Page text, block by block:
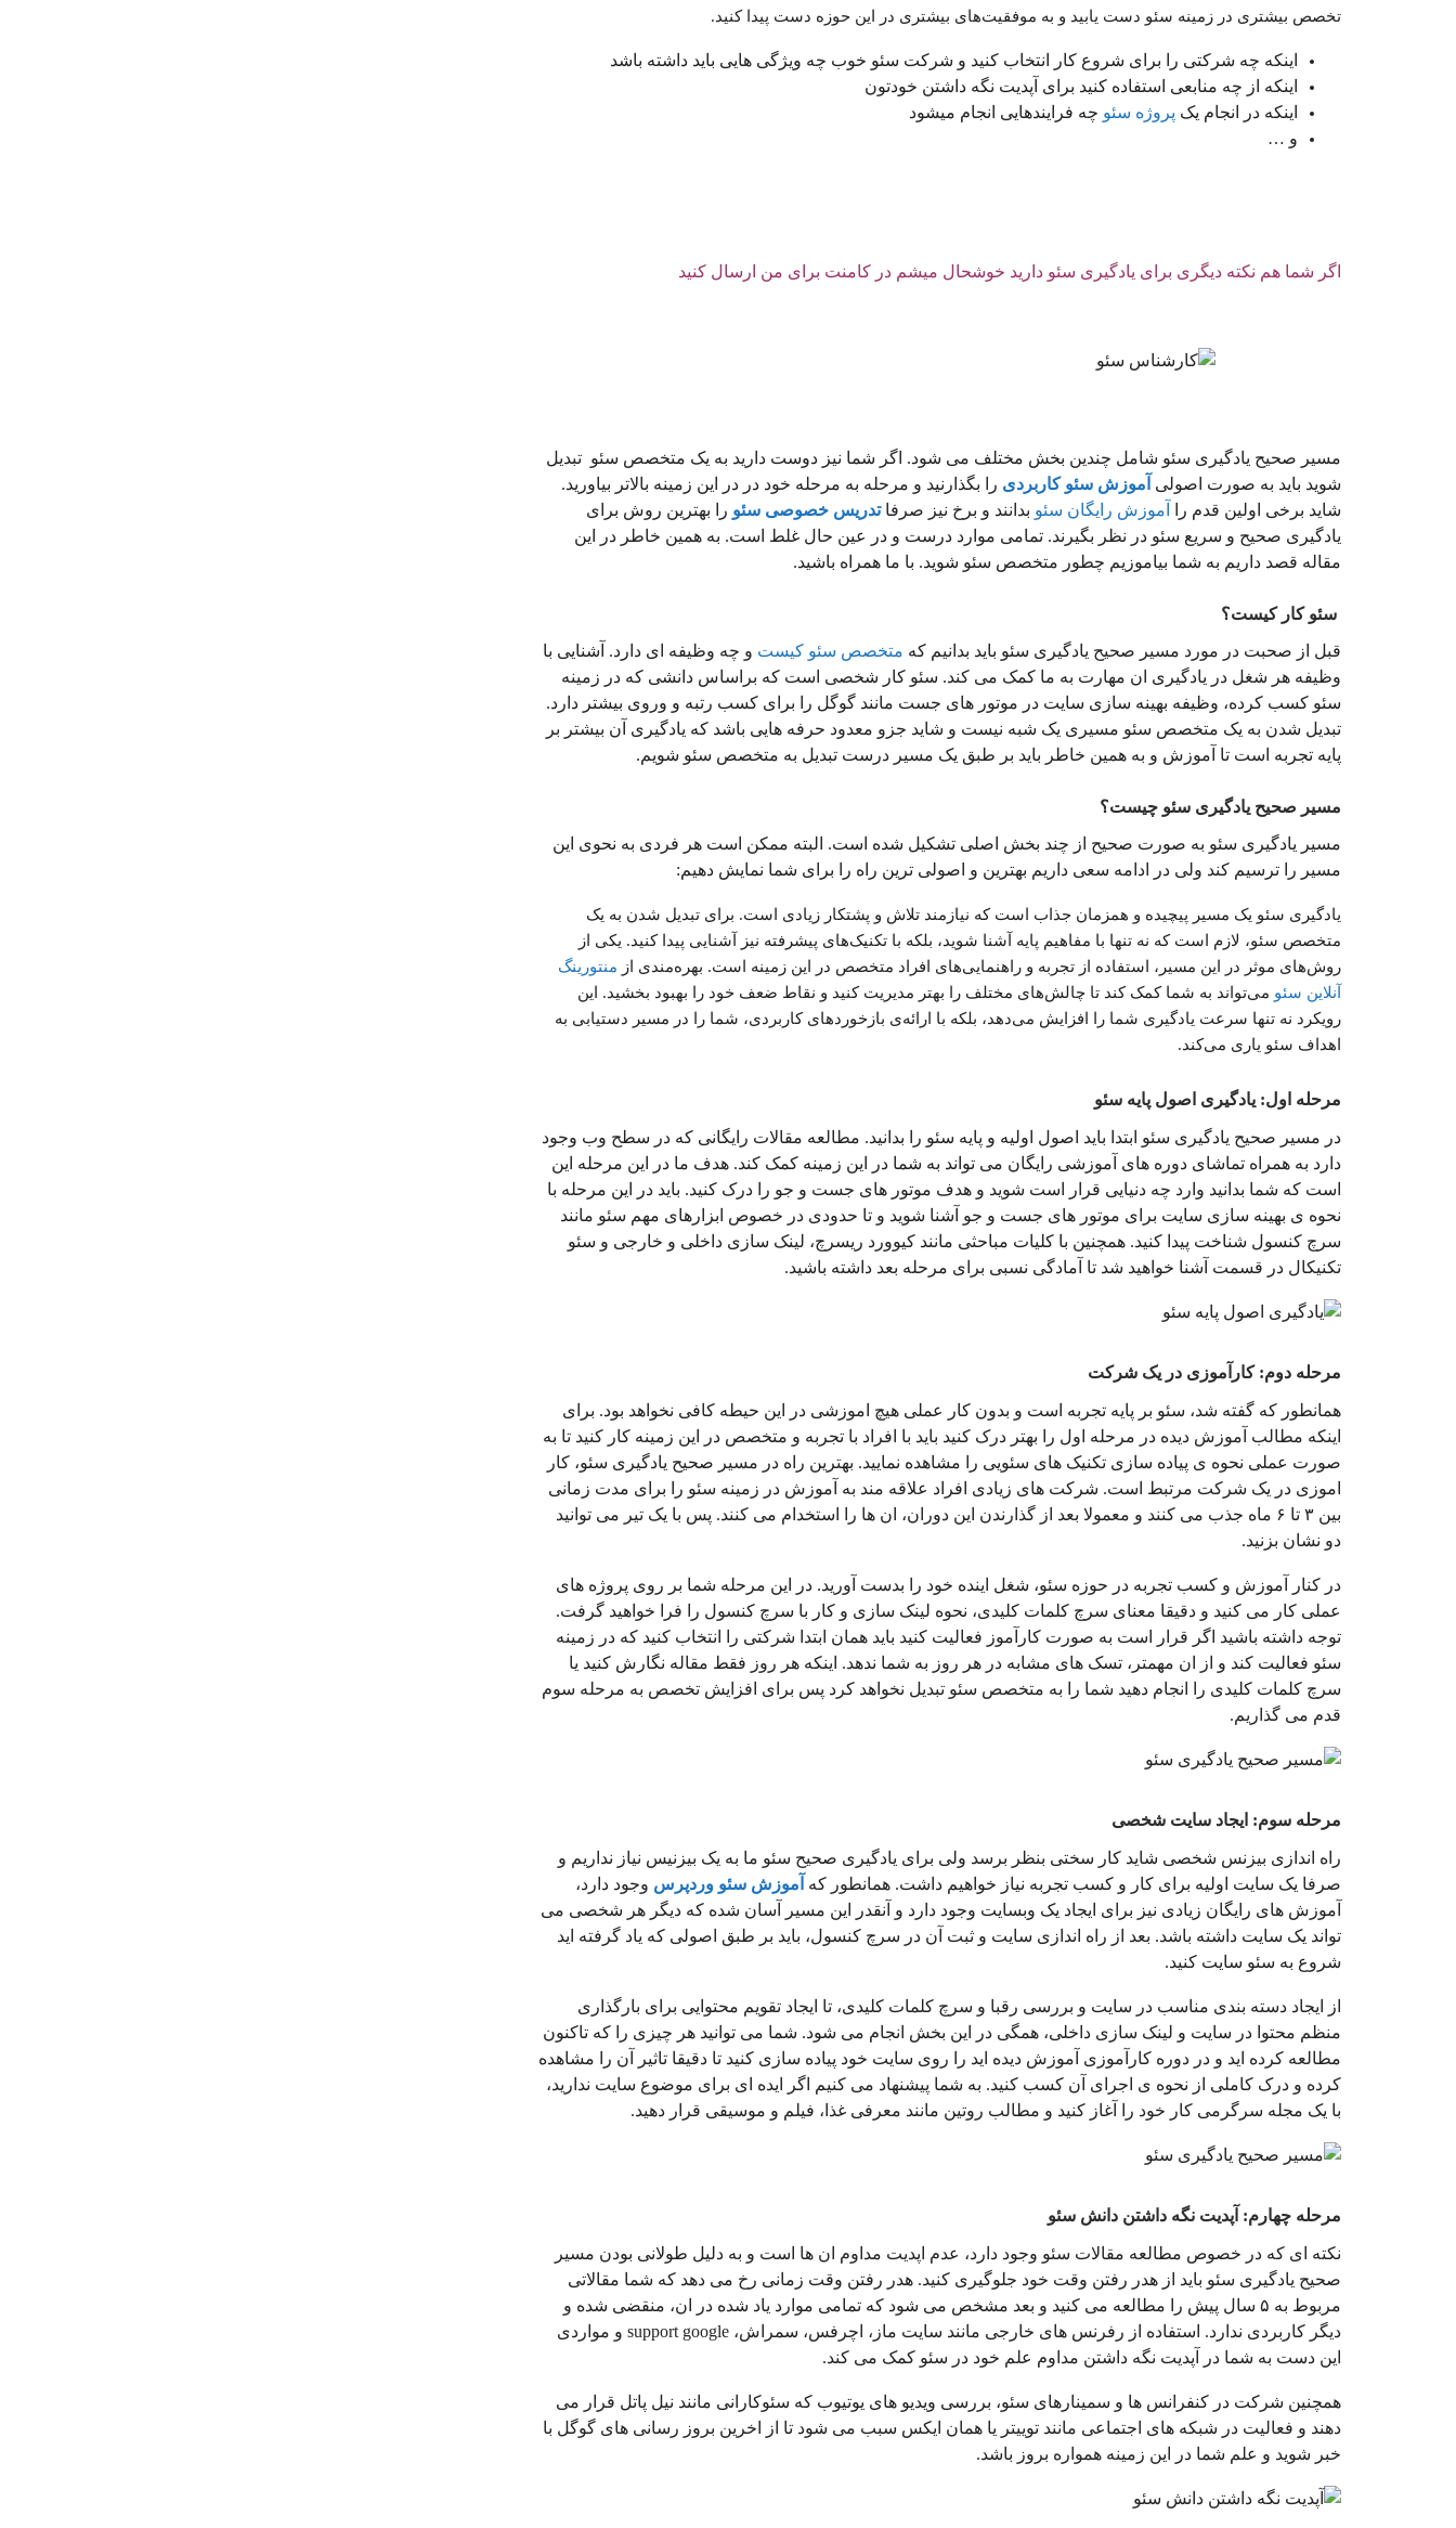
تخصص بیشتری در زمینه سئو دست یابید و به موفقیت‌های بیشتری در این حوزه دست پیدا کنید.
اینکه چه شرکتی را برای شروع کار انتخاب کنید و شرکت سئو خوب چه ویژگی هایی باید داشته باشد
اینکه از چه منابعی استفاده کنید برای آپدیت نگه داشتن خودتون
اینکه در انجام یک پروژه سئو چه فرایندهایی انجام میشود
و …
اگر شما هم نکته دیگری برای یادگیری سئو دارید خوشحال میشم در کامنت برای من ارسال کنید
مسیر صحیح یادگیری سئو شامل چندین بخش مختلف می شود. اگر شما نیز دوست دارید به یک متخصص سئو تبدیل
شوید باید به صورت اصولی آموزش سئو کاربردی را بگذارنید و مرحله به مرحله خود در در این زمینه بالاتر بیاورید.
شاید برخی اولین قدم را
آموزش رایگان سئو بدانند و برخ نیز صرفاتدریس خصوصی سئو را بهترین روش برای
یادگیری صحیح و سریع سئو در نظر بگیرند. تمامی موارد درست و در عین حال غلط است. به همین خاطر در این
مقاله قصد داریم به شما بیاموزیم چطور متخصص سئو شوید. با ما همراه باشید.
‌ سئو کار کیست؟
قبل از صحبت در مورد مسیر صحیح یادگیری سئو باید بدانیم که متخصص سئو کیست و چه وظیفه ای دارد. آشنایی با
وظیفه هر شغل در یادگیری ان مهارت به ما کمک می کند. سئو کار شخصی است که براساس دانشی که در زمینه
سئو کسب کرده، وظیفه بهینه سازی سایت در موتور های جست مانند گوگل را برای کسب رتبه و وروی بیشتر دارد.
تبدیل شدن به یک متخصص سئو مسیری یک شبه نیست و شاید جزو معدود حرفه هایی باشد که یادگیری آن بیشتر بر
پایه تجربه است تا آموزش و به همین خاطر باید بر طبق یک مسیر درست تبدیل به متخصص سئو شویم.
مسیر صحیح یادگیری سئو چیست؟
مسیر یادگیری سئو به صورت صحیح از چند بخش اصلی تشکیل شده است. البته ممکن است هر فردی به نحوی این
مسیر را ترسیم کند ولی در ادامه سعی داریم بهترین و اصولی ترین راه را برای شما نمایش دهیم:
یادگیری سئو یک مسیر پیچیده و همزمان جذاب است که نیازمند تلاش و پشتکار زیادی است. برای تبدیل شدن به یک
متخصص سئو، لازم است که نه تنها با مفاهیم پایه آشنا شوید، بلکه با تکنیک‌های پیشرفته نیز آشنایی پیدا کنید. یکی از
روش‌های موثر در این مسیر، استفاده از تجربه و راهنمایی‌های افراد متخصص در این زمینه است. بهره‌مندی از منتورینگ
آنلاین سئو می‌تواند به شما کمک کند تا چالش‌های مختلف را بهتر مدیریت کنید و نقاط ضعف خود را بهبود بخشید. این
رویکرد نه تنها سرعت یادگیری شما را افزایش می‌دهد، بلکه با ارائه‌ی بازخوردهای کاربردی، شما را در مسیر دستیابی به
اهداف سئو یاری می‌کند.
مرحله اول: یادگیری اصول پایه سئو
در مسیر صحیح یادگیری سئو ابتدا باید اصول اولیه و پایه سئو را بدانید. مطالعه مقالات رایگانی که در سطح وب وجود
دارد به همراه تماشای دوره های آموزشی رایگان می تواند به شما در این زمینه کمک کند. هدف ما در این مرحله این
است که شما بدانید وارد چه دنیایی قرار است شوید و هدف موتور های جست و جو را درک کنید. باید در این مرحله با
نحوه ی بهینه سازی سایت برای موتور های جست و جو آشنا شوید و تا حدودی در خصوص ابزارهای مهم سئو مانند
سرچ کنسول شناخت پیدا کنید. همچنین با کلیات مباحثی مانند کیوورد ریسرچ، لینک سازی داخلی و خارجی و سئو
تکنیکال در قسمت آشنا خواهید شد تا آمادگی نسبی برای مرحله بعد داشته باشید.
مرحله دوم: کارآموزی در یک شرکت
همانطور که گفته شد، سئو بر پایه تجربه است و بدون کار عملی هیچ اموزشی در این حیطه کافی نخواهد بود. برای
اینکه مطالب آموزش دیده در مرحله اول را بهتر درک کنید باید با افراد با تجربه و متخصص در این زمینه کار کنید تا به
صورت عملی نحوه ی پیاده سازی تکنیک های سئویی را مشاهده نمایید. بهترین راه در مسیر صحیح یادگیری سئو، کار
اموزی در یک شرکت مرتبط است. شرکت های زیادی افراد علاقه مند به آموزش در زمینه سئو را برای مدت زمانی
بین ۳ تا ۶ ماه جذب می کنند و معمولا بعد از گذارندن این دوران، ان ها را استخدام می کنند. پس با یک تیر می توانید
دو نشان بزنید.
در کنار آموزش و کسب تجربه در حوزه سئو، شغل اینده خود را بدست آورید. در این مرحله شما بر روی پروژه های
عملی کار می کنید و دقیقا معنای سرچ کلمات کلیدی، نحوه لینک سازی و کار با سرچ کنسول را فرا خواهید گرفت.
توجه داشته باشید اگر قرار است به صورت کارآموز فعالیت کنید باید همان ابتدا شرکتی را انتخاب کنید که در زمینه
سئو فعالیت کند و از ان مهمتر، تسک های مشابه در هر روز به شما ندهد. اینکه هر روز فقط مقاله نگارش کنید یا
سرچ کلمات کلیدی را انجام دهید شما را به متخصص سئو تبدیل نخواهد کرد پس برای افزایش تخصص به مرحله سوم
قدم می گذاریم.
مرحله سوم: ایجاد سایت شخصی
راه اندازی بیزنس شخصی شاید کار سختی بنظر برسد ولی برای یادگیری صحیح سئو ما به یک بیزنیس نیاز نداریم و
صرفا یک سایت اولیه برای کار و کسب تجربه نیاز خواهیم داشت. همانطور که آموزش سئو وردپرس وجود دارد،
آموزش های رایگان زیادی نیز برای ایجاد یک وبسایت وجود دارد و آنقدر این مسیر آسان شده که دیگر هر شخصی می
تواند یک سایت داشته باشد. بعد از راه اندازی سایت و ثبت آن در سرچ کنسول، باید بر طبق اصولی که یاد گرفته اید
شروع به سئو سایت کنید.
از ایجاد دسته بندی مناسب در سایت و بررسی رقبا و سرچ کلمات کلیدی، تا ایجاد تقویم محتوایی برای بارگذاری
منظم محتوا در سایت و لینک سازی داخلی، همگی در این بخش انجام می شود. شما می توانید هر چیزی را که تاکنون
مطالعه کرده اید و در دوره کارآموزی آموزش دیده اید را روی سایت خود پیاده سازی کنید تا دقیقا تاثیر آن را مشاهده
کرده و درک کاملی از نحوه ی اجرای آن کسب کنید. به شما پیشنهاد می کنیم اگر ایده ای برای موضوع سایت ندارید،
با یک مجله سرگرمی کار خود را آغاز کنید و مطالب روتین مانند معرفی غذا، فیلم و موسیقی قرار دهید.
مرحله چهارم: آپدیت نگه داشتن دانش سئو
نکته ای که در خصوص مطالعه مقالات سئو وجود دارد، عدم اپدیت مداوم ان ها است و به دلیل طولانی بودن مسیر
صحیح یادگیری سئو باید از هدر رفتن وقت خود جلوگیری کنید. هدر رفتن وقت زمانی رخ می دهد که شما مقالاتی
مربوط به ۵ سال پیش را مطالعه می کنید و بعد مشخص می شود که تمامی موارد یاد شده در ان، منقضی شده و
دیگر کاربردی ندارد. استفاده از رفرنس های خارجی مانند سایت ماز، اچرفس، سمراش، support google و مواردی
این دست به شما در آپدیت نگه داشتن مداوم علم خود در سئو کمک می کند.
همچنین شرکت در کنفرانس ها و سمینارهای سئو، بررسی ویدیو های یوتیوب که سئوکارانی مانند نیل پاتل قرار می
دهند و فعالیت در شبکه های اجتماعی مانند توییتر یا همان ایکس سبب می شود تا از اخرین بروز رسانی های گوگل با
خبر شوید و علم شما در این زمینه همواره بروز باشد.